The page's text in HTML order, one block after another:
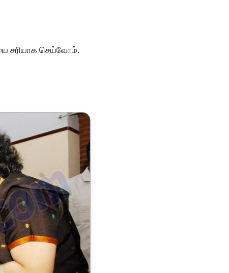
சரியாக செய்வோம்.